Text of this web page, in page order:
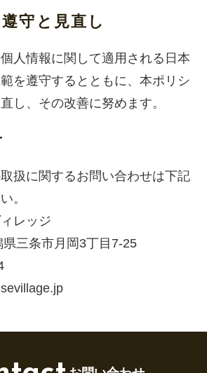
守と見直し
人情報に関して適用される日本
を遵守するとともに、本ポリシ
し、その改善に努めます。
扱に関するお問い合わせは下記
。
レッジ
三条市月岡3丁目7-25